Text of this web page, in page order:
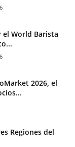
el World Barista
2026, el
Regiones del